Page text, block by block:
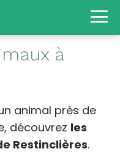
à
animal près de
découvrez les
Restinclières.